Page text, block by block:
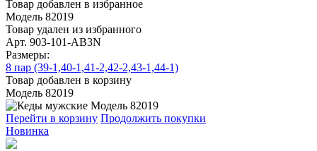
Товар добавлен в избранное
Модель 82019
Товар удален из избранного
Арт. 903-101-АВ3N
Размеры:
8 пар (39-1,40-1,41-2,42-2,43-1,44-1)
Товар добавлен в корзину
Модель 82019
Перейти в корзину Продолжить покупки
Новинка